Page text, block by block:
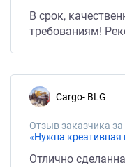
В срок,
требованиям!
Cargo- BLG
Отзыв заказчика
Отлично